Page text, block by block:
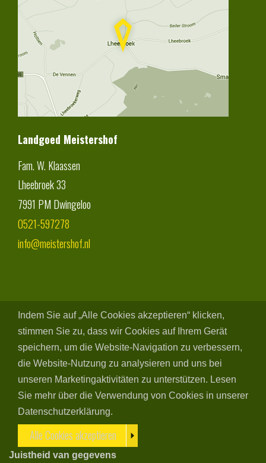
Landgoed Meistershof
Fam. W. Klaassen
Lheebroek 33
7991 PM Dwingeloo
0521-597278
info@meistershof.nl
Indem Sie auf „Alle Cookies akzeptieren“ klicken,
stimmen Sie zu, dass wir Cookies auf Ihrem Gerät
speichern, um die Website-Navigation zu verbessern,
die Website-Nutzung zu analysieren und uns bei
unseren Marketingaktivitäten zu unterstützen. Lesen
Sie mehr über die Verwendung von Cookies in unserer
Datenschutzerklärung.
Alle Cookies akzeptieren
Juistheid van gegevens